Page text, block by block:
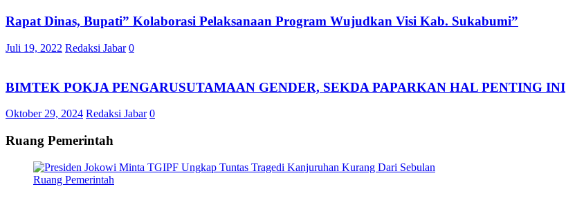
Rapat Dinas, Bupati” Kolaborasi Pelaksanaan Program Wujudkan Visi Kab. Sukabumi”
Juli 19, 2022 Redaksi Jabar 0
BIMTEK POKJA PENGARUSUTAMAAN GENDER, SEKDA PAPARKAN HAL PENTING INI
Oktober 29, 2024 Redaksi Jabar 0
Ruang Pemerintah
Ruang Pemerintah